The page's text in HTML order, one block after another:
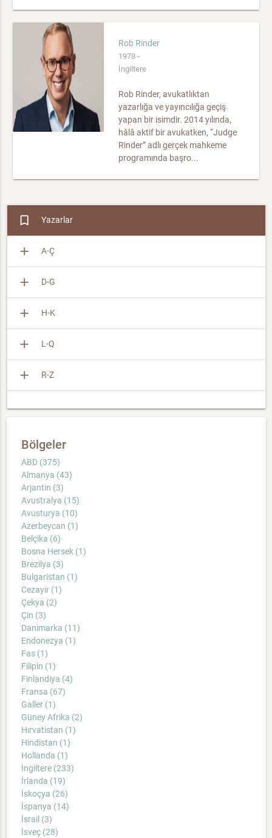
Rob Rinder
1978 -
İngiltere
Rob Rinder, avukatlıktan
yazarlığa ve yayıncılığa geçiş
yapan bir isimdir. 2014 yılında,
hâlâ aktif bir avukatken, “Judge
Rinder” adlı gerçek mahkeme
programında başro...
bookmark_border Yazarlar
add A-Ç
add D-G
add H-K
add L-Q
add R-Z
Bölgeler
ABD (375)
Almanya (43)
Arjantin (3)
Avustralya (15)
Avusturya (10)
Azerbeycan (1)
Belçika (6)
Bosna Hersek (1)
Brezilya (3)
Bulgaristan (1)
Cezayir (1)
Çekya (2)
Çin (3)
Danimarka (11)
Endonezya (1)
Fas (1)
Filipin (1)
Finlandiya (4)
Fransa (67)
Galler (1)
Güney Afrika (2)
Hırvatistan (1)
Hindistan (1)
Hollanda (1)
İngiltere (233)
İrlanda (19)
İskoçya (26)
İspanya (14)
İsrail (3)
İsveç (28)